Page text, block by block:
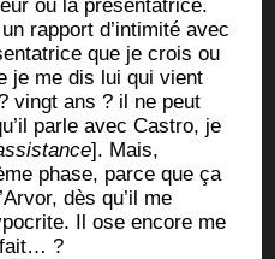
ou la pré­sen­ta­trice.
rap­port d’intimité avec
que je crois ou
je me dis lui qui vient
vingt ans ? il ne peut
parle avec Cas­tro, je
]. Mais,
phase, parce que ça
dès qu’il me
Il ose encore me
fait… ?